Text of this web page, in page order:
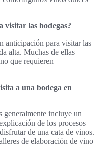
visitar las bodegas?
anticipación para visitar las
alta. Muchas de ellas
que requieren
a una bodega en
generalmente incluye un
de los procesos
de una cata de vinos.
de elaboración de vino